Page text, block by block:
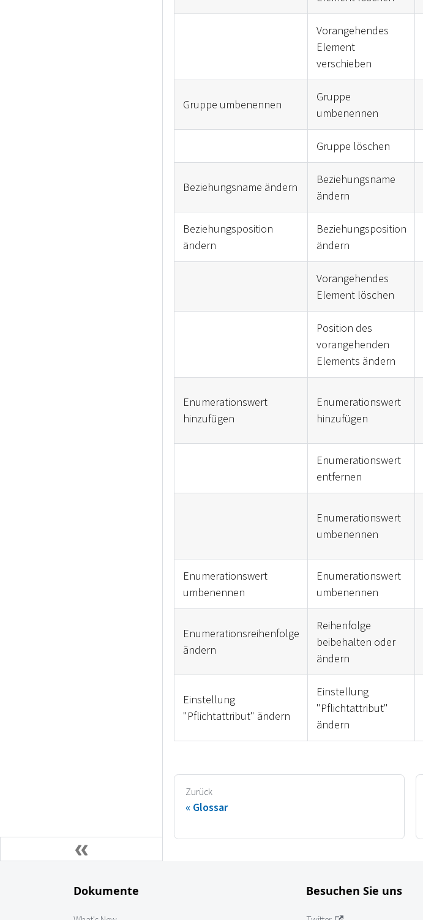
Vorangehendes
Element
verschieben
Gruppe umbenennen
Gruppe
umbenennen
Gruppe löschen
Beziehungsname ändern
Beziehungsname
ändern
Beziehungsposition
ändern
Beziehungsposition
ändern
Vorangehendes
Element löschen
Position des
vorangehenden
Elements ändern
Enumerationswert
hinzufügen
Enumerationswert
hinzufügen
Enumerationswert
entfernen
Enumerationswert
umbenennen
Enumerationswert
umbenennen
Enumerationswert
umbenennen
Enumerationsreihenfolge
ändern
Reihenfolge
beibehalten oder
ändern
Einstellung
"Pflichtattribut" ändern
Einstellung
"Pflichtattribut"
ändern
Zurück
Glossar
Dokumente Besuchen Sie uns